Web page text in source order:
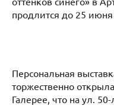
продлится до 25
Персональная
торжественно
Галерее, что на ул.